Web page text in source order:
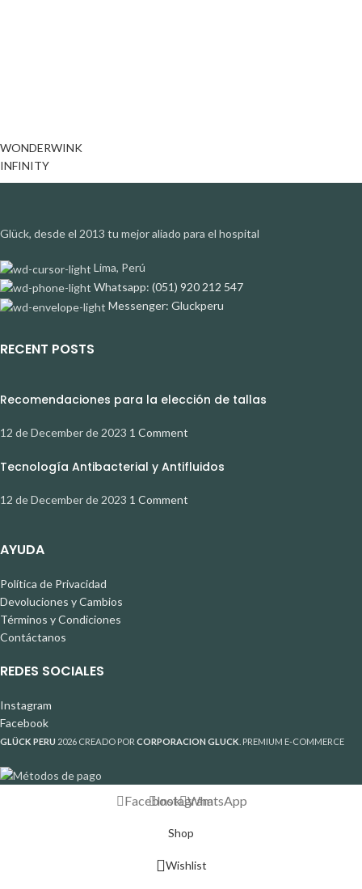
WONDERWINK
INFINITY
Glück, desde el 2013 tu mejor aliado para el hospital
Lima, Perú
Whatsapp: (051) 920 212 547
Messenger: Gluckperu
RECENT POSTS
Recomendaciones para la elección de tallas
12 de December de 2023 1 Comment
Tecnología Antibacterial y Antifluidos
12 de December de 2023 1 Comment
AYUDA
Política de Privacidad
Devoluciones y Cambios
Términos y Condiciones
Contáctanos
REDES SOCIALES
Instagram
Facebook
GLÜCK PERU 2026 CREADO POR CORPORACION GLUCK . PREMIUM E-COMMERCE
FacebookInstagramWhatsApp
Shop
Wishlist